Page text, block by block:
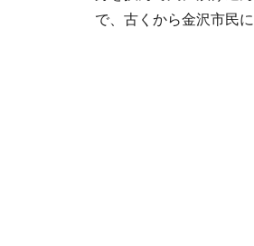
で、古くから金沢市民